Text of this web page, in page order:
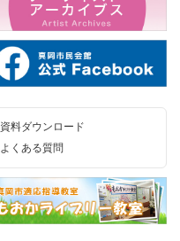
資料ダウンロード
よくある質問